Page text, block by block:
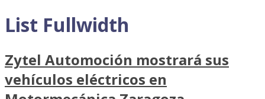
List Fullwidth
Zytel Automoción mostrará sus
vehículos eléctricos en